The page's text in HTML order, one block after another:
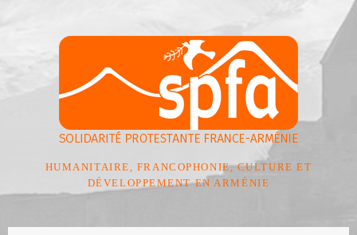
HUMANITAIRE, FRANCOPHONIE, CULTURE ET
DÉVELOPPEMENT EN ARMÉNIE